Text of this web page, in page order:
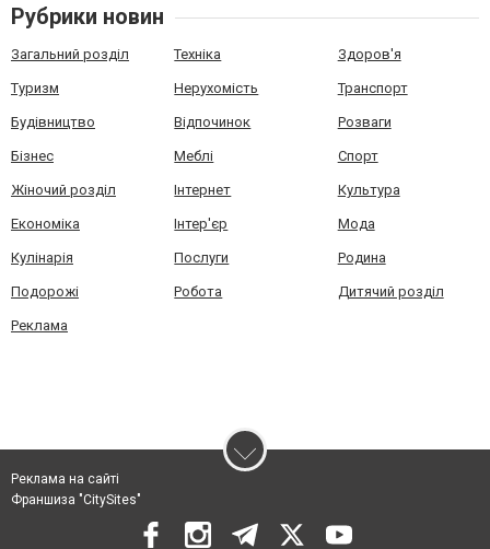
Рубрики новин
Загальний розділ Техніка Здоров'я
Туризм Нерухомість Транспорт
Будівництво Відпочинок Розваги
Бізнес Меблі Спорт
Жіночий розділ Інтернет Культура
Економіка Інтер'єр Мода
Кулінарія Послуги Родина
Подорожі Робота Дитячий розділ
Реклама
Реклама на сайті
Франшиза "CitySites"